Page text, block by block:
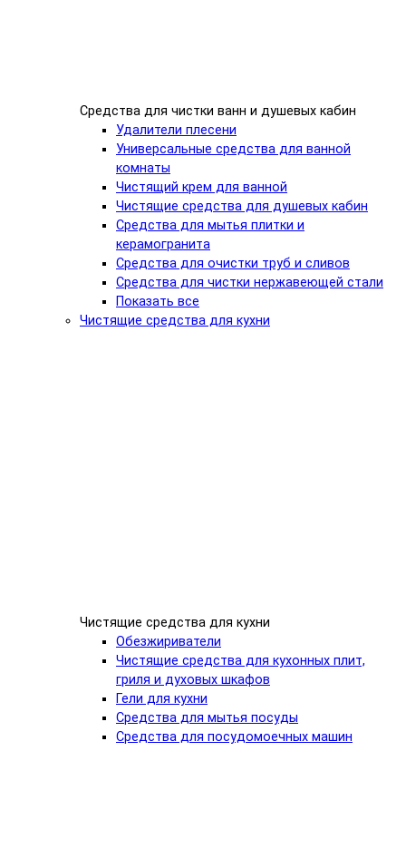
Средства для чистки ванн и душевых кабин
Удалители плесени
Универсальные средства для ванной
комнаты
Чистящий крем для ванной
Чистящие средства для душевых кабин
Средства для мытья плитки и
керамогранита
Средства для очистки труб и сливов
Средства для чистки нержавеющей стали
Показать все
Чистящие средства для кухни
Чистящие средства для кухни
Обезжириватели
Чистящие средства для кухонных плит,
гриля и духовых шкафов
Гели для кухни
Средства для мытья посуды
Средства для посудомоечных машин